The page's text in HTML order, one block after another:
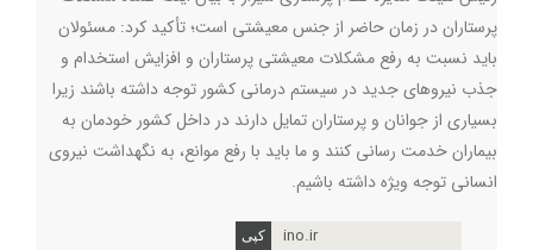
پرستاران در زمان حاضر از جنس معیشتی است؛ تأکید کرد: مسئولان
باید نسبت به رفع مشکلات معیشتی پرستاران و افزایش استخدام و
جذب نیروهای جدید در سیستم درمانی کشور توجه داشته باشند زیرا
بسیاری از جوانان و پرستاران تمایل دارند در داخل کشور خودمان به
بیماران خدمت رسانی کنند و ما باید با رفع موانع، به نگهداشت نیروی
انسانی توجه ویژه داشته باشیم.
ino.ir